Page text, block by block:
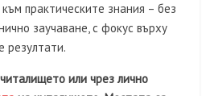
практическите знания – без
заучаване, с фокус върху
резултати.
или чрез лично